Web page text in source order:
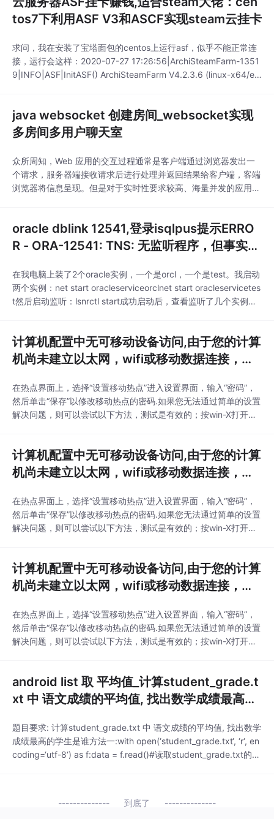
tos7下利用ASF V3和ASCF实现steam云挂卡
求问，我在安装了宝塔面包的centos上运行asf，似乎不能正常连
接，运行会这样：2020-07-27 17:26:56|ArchiSteamFarm-1351
9|INFO|ASF|InitASF() ArchiSteamFarm V4.2.3.6 (linux-x64/e7
java websocket 创建房间_websocket实现
多房间多用户聊天室
众所周知，Web 应用的交互过程通常是客户端通过浏览器发出一
个请求，服务器端接收请求后进行处理并返回结果给客户端，客端
浏览器将信息呈现。但是对于实时性要求较高、海量并发的应用，
间向服务器发送请求，这样会造成资源浪费(浪费带宽)，在高并发
的情况下还可能造成服务器奔溃。方案二：基于F
oracle dblink 12541,登录isqlpus提示ERRO
R - ORA-12541: TNS: 无监听程序，但事实上
在我电脑上装了2个oracle实例，一个是orcl，一个是test。我启动
两个实例：net start oracleserviceorclnet start oracleservicetes
t然后启动监听：lsnrctl start成功启动后，查看监听了几个实例：l
计算机配置中无可移动设备访问,由于您的计算
机尚未建立以太网，wifi或移动数据连接，因
在热点界面上，选择“设置移动热点”进入设置界面，输入“密码”，
然后单击“保存”以修改移动热点的密码.如果您无法通过简单的设置
解决问题，则可以尝试以下方法，测试是有效的；按win-X打开选
功. 然后重新启动计算机，如果可以连接到移动热点，请重试. 基本
上可以解决.必须将
计算机配置中无可移动设备访问,由于您的计算
机尚未建立以太网，wifi或移动数据连接，因
在热点界面上，选择“设置移动热点”进入设置界面，输入“密码”，
然后单击“保存”以修改移动热点的密码.如果您无法通过简单的设置
解决问题，则可以尝试以下方法，测试是有效的；按win-X打开选
功. 然后重新启动计算机，如果可以连接到移动热点，请重试. 基本
上可以解决.必须将
计算机配置中无可移动设备访问,由于您的计算
机尚未建立以太网，wifi或移动数据连接，因
在热点界面上，选择“设置移动热点”进入设置界面，输入“密码”，
然后单击“保存”以修改移动热点的密码.如果您无法通过简单的设置
解决问题，则可以尝试以下方法，测试是有效的；按win-X打开选
功. 然后重新启动计算机，如果可以连接到移动热点，请重试. 基本
上可以解决.必须将
android list 取 平均值_计算student_grade.t
xt 中 语文成绩的平均值, 找出数学成绩最高的
题目要求: 计算student_grade.txt 中 语文成绩的平均值, 找出数学
成绩最高的学生是谁方法一:with open(‘student_grade.txt‘, ‘r‘, en
coding=‘utf-8‘) as f:data = f.read()#读取student_grade.txt的内
到底了